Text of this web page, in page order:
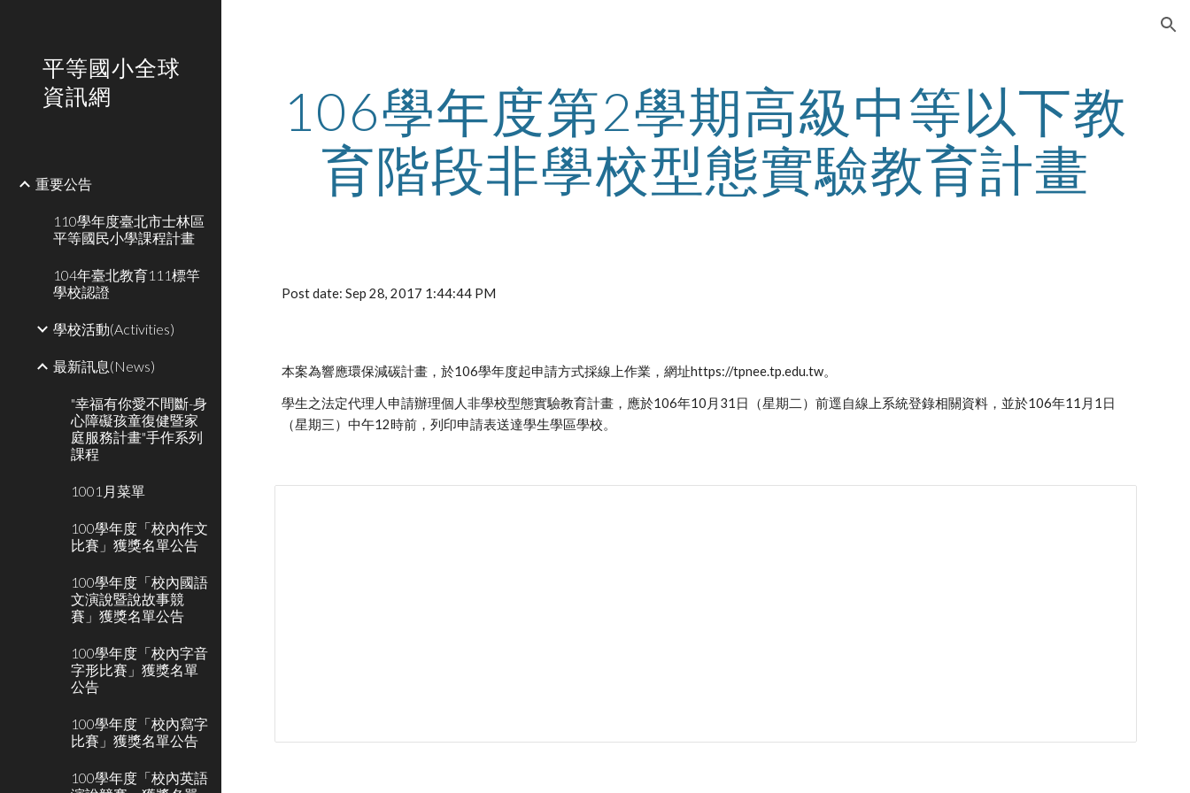
平等國小全球
資訊網
重要公告
110學年度臺北市士林區
平等國民小學課程計畫
104年臺北教育111標竿
學校認證
學校活動(Activities)
最新訊息(News)
"幸福有你愛不間斷-身
心障礙孩童復健暨家
庭服務計畫"手作系列
課程
1001月菜單
100學年度「校內作文
比賽」獲獎名單公告
100學年度「校內國語
文演說暨說故事競
賽」獲獎名單公告
100學年度「校內字音
字形比賽」獲獎名單
公告
100學年度「校內寫字
比賽」獲獎名單公告
100學年度「校內英語
106學年度第2學期高級中等以下教
育階段非學校型態實驗教育計畫
Post date: Sep 28, 2017 1:44:44 PM
本案為響應環保減碳計畫，於106學年度起申請方式採線上作業，網址https://tpnee.tp.edu.tw。
學生之法定代理人申請辦理個人非學校型態實驗教育計畫，應於106年10月31日（星期二）前逕自線上系統登錄相關資料，並於106年11月1日
（星期三）中午12時前，列印申請表送達學生學區學校。